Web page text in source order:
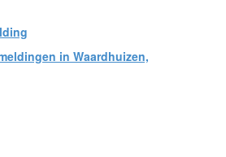
in Waardhuizen,